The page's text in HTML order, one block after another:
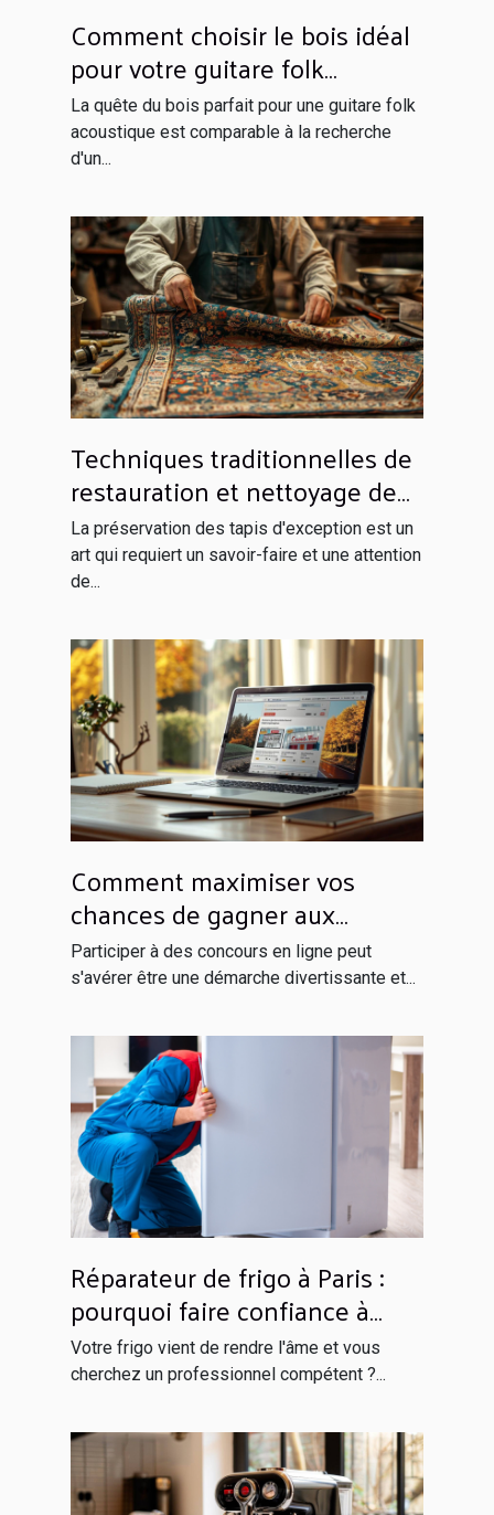
Comment choisir le bois idéal
pour votre guitare folk
acoustique
La quête du bois parfait pour une guitare folk
acoustique est comparable à la recherche
d'un...
Techniques traditionnelles de
restauration et nettoyage de
tapis d'exception
La préservation des tapis d'exception est un
art qui requiert un savoir-faire et une attention
de...
Comment maximiser vos
chances de gagner aux
concours en ligne
Participer à des concours en ligne peut
s'avérer être une démarche divertissante et...
Réparateur de frigo à Paris :
pourquoi faire confiance à
Globals Services ?
Votre frigo vient de rendre l'âme et vous
cherchez un professionnel compétent ?...